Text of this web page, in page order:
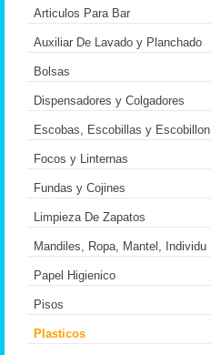
Articulos Para Bar
Auxiliar De Lavado y Planchado
Bolsas
Dispensadores y Colgadores
Escobas, Escobillas y Escobillon
Focos y Linternas
Fundas y Cojines
Limpieza De Zapatos
Mandiles, Ropa, Mantel, Individu
Papel Higienico
Pisos
Plasticos